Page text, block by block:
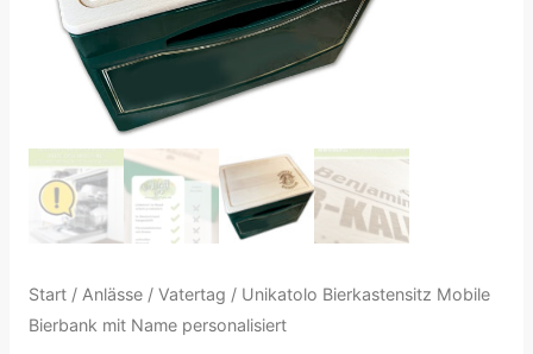
Start/ Anlässe/ Vatertag / Unikatolo Bierkastensitz Mobile
Bierbank mit Name personalisiert
Menge